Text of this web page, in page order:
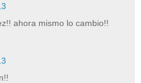
ahora mismo lo cambio!!